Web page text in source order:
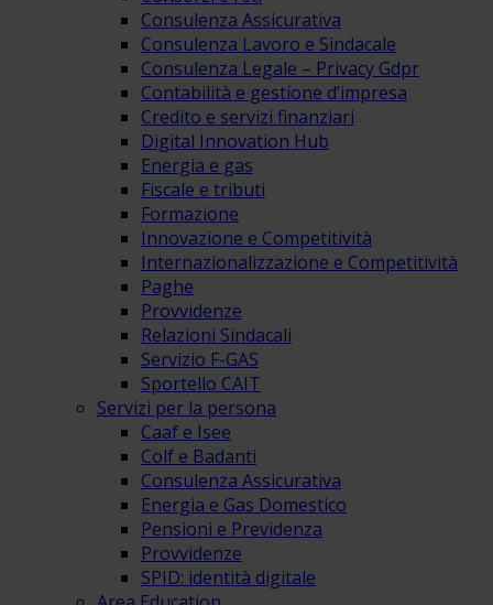
Consulenza Assicurativa
Consulenza Lavoro e Sindacale
Consulenza Legale – Privacy Gdpr
Contabilità e gestione d’impresa
Credito e servizi finanziari
Digital Innovation Hub
Energia e gas
Fiscale e tributi
Formazione
Innovazione e Competitività
Internazionalizzazione e Competitività
Paghe
Provvidenze
Relazioni Sindacali
Servizio F-GAS
Sportello CAIT
Servizi per la persona
Caaf e Isee
Colf e Badanti
Consulenza Assicurativa
Energia e Gas Domestico
Pensioni e Previdenza
Provvidenze
SPID: identità digitale